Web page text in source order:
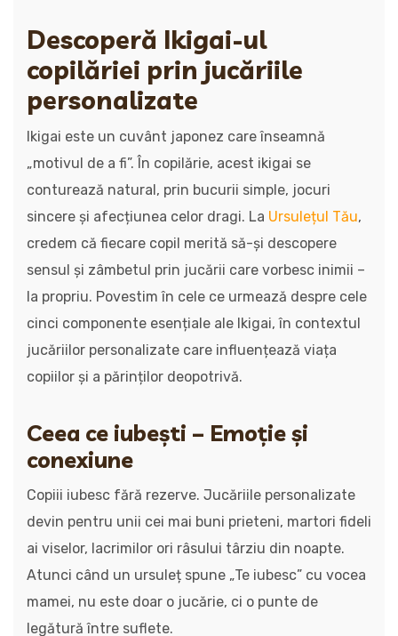
Descoperă Ikigai-ul
copilăriei prin jucăriile
personalizate
Ikigai este un cuvânt japonez care înseamnă
„motivul de a fi”. În copilărie, acest ikigai se
conturează natural, prin bucurii simple, jocuri
sincere și afecțiunea celor dragi. La Ursulețul Tău,
credem că fiecare copil merită să-și descopere
sensul și zâmbetul prin jucării care vorbesc inimii –
la propriu. Povestim în cele ce urmează despre cele
cinci componente esențiale ale Ikigai, în contextul
jucăriilor personalizate care influențează viața
copiilor și a părinților deopotrivă.
Ceea ce iubești – Emoție și
conexiune
Copiii iubesc fără rezerve. Jucăriile personalizate
devin pentru unii cei mai buni prieteni, martori fideli
ai viselor, lacrimilor ori râsului târziu din noapte.
Atunci când un ursuleț spune „Te iubesc” cu vocea
mamei, nu este doar o jucărie, ci o punte de
legătură între suflete.